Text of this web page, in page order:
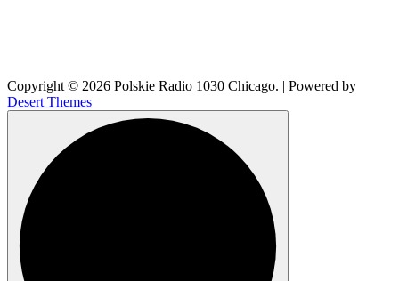
Copyright © 2026 Polskie Radio 1030 Chicago. | Powered by
Desert Themes